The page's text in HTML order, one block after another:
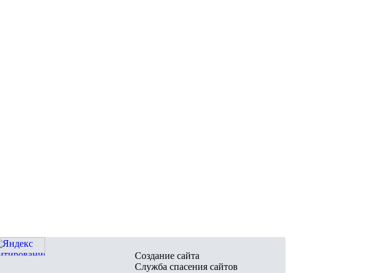
Создание сайта
Служба спасения сайтов